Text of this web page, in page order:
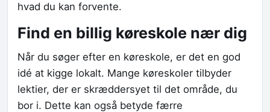
hvad du kan forvente.
Find en billig køreskole nær dig
Når du søger efter en køreskole, er det en god
idé at kigge lokalt. Mange køreskoler tilbyder
lektier, der er skræddersyet til det område, du
bor i. Dette kan også betyde færre